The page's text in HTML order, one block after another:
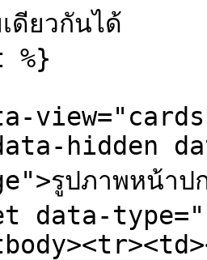
ดียวกันได้
%}
hidden
รูปภาพหน้
data-